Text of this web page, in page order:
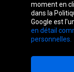
Österreich
moment en
dans la
Google est
en détail
personnelles.